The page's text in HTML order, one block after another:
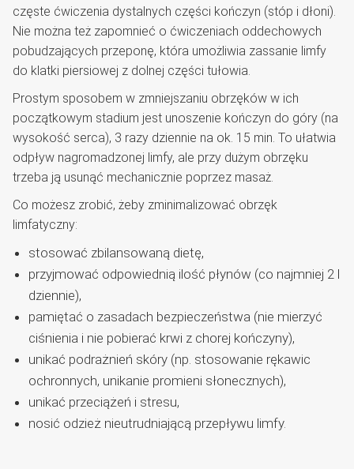
częste ćwiczenia dystalnych części kończyn (stóp i dłoni).
Nie można też zapomnieć o ćwiczeniach oddechowych
pobudzających przeponę, która umożliwia zassanie limfy
do klatki piersiowej z dolnej części tułowia.
Prostym sposobem w zmniejszaniu obrzęków w ich
początkowym stadium jest unoszenie kończyn do góry (na
wysokość serca), 3 razy dziennie na ok. 15 min. To ułatwia
odpływ nagromadzonej limfy, ale przy dużym obrzęku
trzeba ją usunąć mechanicznie poprzez masaż.
Co możesz zrobić, żeby zminimalizować obrzęk
limfatyczny:
stosować zbilansowaną dietę,
przyjmować odpowiednią ilość płynów (co najmniej 2 l
dziennie),
pamiętać o zasadach bezpieczeństwa (nie mierzyć
ciśnienia i nie pobierać krwi z chorej kończyny),
unikać podrażnień skóry (np. stosowanie rękawic
ochronnych, unikanie promieni słonecznych),
unikać przeciążeń i stresu,
nosić odzież nieutrudniającą przepływu limfy.